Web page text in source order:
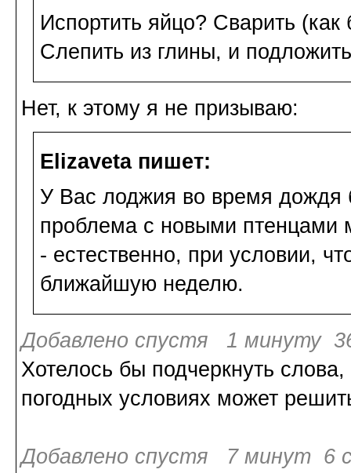
Испортить яйцо? Сварить
Слепить из глины, и
Нет, к этому я не призываю:
Elizaveta пишет:
У Вас лоджия во время дождя
проблема с новыми птенцами
- естественно, при условии,
ближайшую неделю.
Добавлено спустя 1 минуту
Хотелось бы подчеркнуть
погодных условиях может
Добавлено спустя 7 минут 6